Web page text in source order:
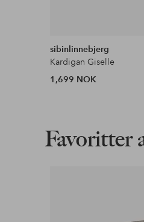
sibinlinnebjerg
Kardigan Giselle
1,699 NOK
Favoritter